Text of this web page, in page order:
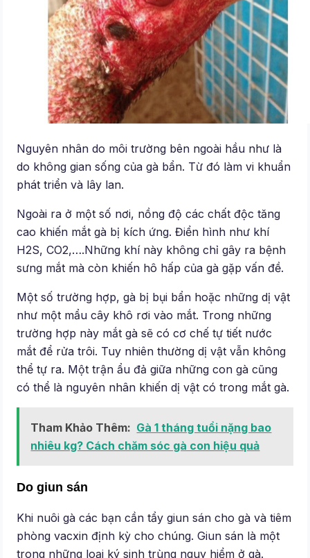
Nguyên nhân do môi trường bên ngoài hầu như là
do không gian sống của gà bẩn. Từ đó làm vi khuẩn
phát triển và lây lan.
Ngoài ra ở một số nơi, nồng độ các chất độc tăng
cao khiến mắt gà bị kích ứng. Điển hình như khí
H2S, CO2,….Những khí này không chỉ gây ra bệnh
sưng mắt mà còn khiến hô hấp của gà gặp vấn đề.
Một số trường hợp, gà bị bụi bẩn hoặc những dị vật
như một mẩu cây khô rơi vào mắt. Trong những
trường hợp này mắt gà sẽ có cơ chế tự tiết nước
mắt để rửa trôi. Tuy nhiên thường dị vật vẫn không
thể tự ra. Một trận ẩu đả giữa những con gà cũng
có thể là nguyên nhân khiến dị vật có trong mắt gà.
Tham Khảo Thêm: Gà 1 tháng tuổi nặng bao
nhiêu kg? Cách chăm sóc gà con hiệu quả
Do giun sán
Khi nuôi gà các bạn cần tẩy giun sán cho gà và tiêm
phòng vacxin định kỳ cho chúng. Giun sán là một
trong những loại ký sinh trùng nguy hiểm ở gà.